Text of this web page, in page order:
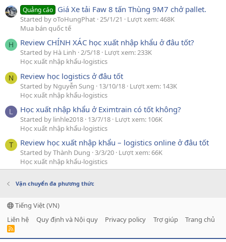
Quảng cáo Giá Xe tải Faw 8 tấn Thùng 9M7 chở pallet.
Started by oToHungPhat 25/1/21
Lượt xem: 468K
Mua bán quốc tế
H Review CHÍNH XÁC học xuất nhập khẩu ở đâu tốt?
Started by Hà Linh 2/5/18 Lượt xem: 233K
Học xuất nhập khẩu-logistics
N Review học logistics ở đâu tốt
Started by Nguyễn Sung 13/10/18 Lượt xem: 143K
Học xuất nhập khẩu-logistics
L Học xuất nhập khẩu ở Eximtrain có tốt không?
Started by linhle2018 13/7/18 Lượt xem: 106K
Học xuất nhập khẩu-logistics
T Review học xuất nhập khẩu – logistics online ở đâu tốt
Started by Thành Dung 3/3/20 Lượt xem: 66K
Học xuất nhập khẩu-logistics
Vận chuyển đa phương thức
Tiếng Việt (VN)
Liên hệ
Quy định và Nội quy Privacy policy Trợ giúp Trang chủ
R